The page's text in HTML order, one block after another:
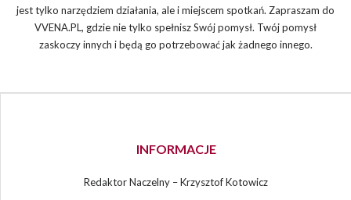
jest tylko narzędziem działania, ale i miejscem spotkań. Zapraszam do
VVENA.PL, gdzie nie tylko spełnisz Swój pomysł. Twój pomysł
zaskoczy innych i będą go potrzebować jak żadnego innego.
INFORMACJE
Redaktor Naczelny – Krzysztof Kotowicz